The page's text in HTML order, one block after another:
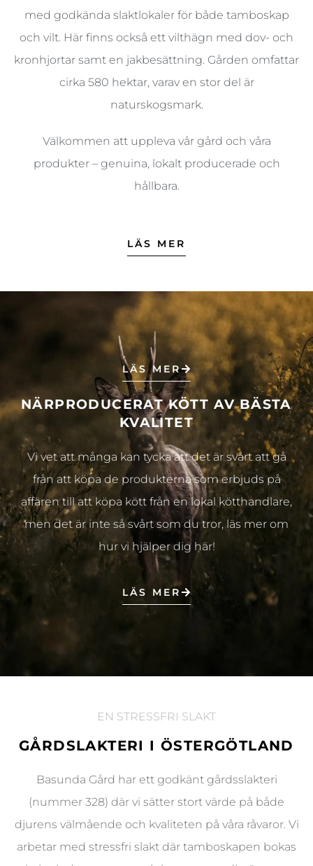
med godkända slaktlokaler för både tamboskap
och vilt. Här finns också ett vilthägn med dov- och
kronhjortar samt en jakbesättning. Gården omfattar
cirka 580 hektar, varav en stor del är
naturskogsmark.
Välkommen att uppleva vår gård och våra
produkter – genuina, lokalt producerade och
hållbara.
LÄS MER
LÄS MER
NÄRPRODUCERAT KÖTT AV BÄSTA
KVALITET
Vi vet att många kan tycka att det är svårt att gå
från att köpa de produkterna som erbjuds på
affären till att köpa kött från en lokal kötthandlare,
men det är inte så svårt som du tror, läs mer om
hur vi hjälper dig här!
LÄS MER
EN STRESSFRI SLAKT
GÅRDSLAKTERI I ÖSTERGÖTLAND
Basunda Gård har ett godkänt gårdsslakteri
(nummer 328) där vi sätter stort värde på både
djurens välmående och kvaliteten på våra råvaror. Vi
arbetar med stressfri slakt där tamboskapen bokas